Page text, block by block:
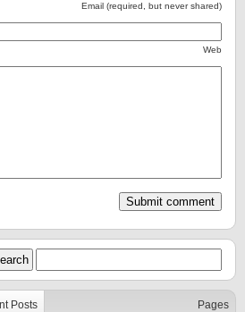
Email (required, but never shared)
Web
Posts Pages